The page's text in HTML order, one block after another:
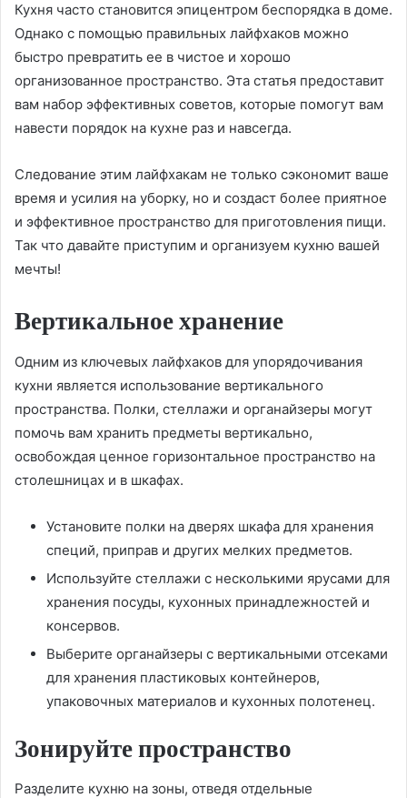
Кухня часто становится эпицентром беспорядка в доме.
Однако с помощью правильных лайфхаков можно
быстро превратить ее в чистое и хорошо
организованное пространство. Эта статья предоставит
вам набор эффективных советов, которые помогут вам
навести порядок на кухне раз и навсегда.
Следование этим лайфхакам не только сэкономит ваше
время и усилия на уборку, но и создаст более приятное
и эффективное пространство для приготовления пищи.
Так что давайте приступим и организуем кухню вашей
мечты!
Вертикальное хранение
Одним из ключевых лайфхаков для упорядочивания
кухни является использование вертикального
пространства. Полки, стеллажи и органайзеры могут
помочь вам хранить предметы вертикально,
освобождая ценное горизонтальное пространство на
столешницах и в шкафах.
Установите полки на дверях шкафа для хранения
специй, приправ и других мелких предметов.
Используйте стеллажи с несколькими ярусами для
хранения посуды, кухонных принадлежностей и
консервов.
Выберите органайзеры с вертикальными отсеками
для хранения пластиковых контейнеров,
упаковочных материалов и кухонных полотенец.
Зонируйте пространство
Разделите кухню на зоны, отведя отдельные